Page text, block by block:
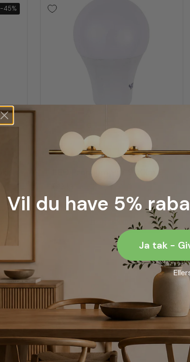
-45%
SPL Lighting
Læg i kurv
Vil du have 5%
Ja tak -